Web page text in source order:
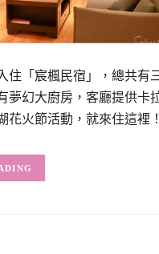
住「宸楓民宿」，總共
夢幻大廚房，客廳提供
花火節活動，就來住這裡！